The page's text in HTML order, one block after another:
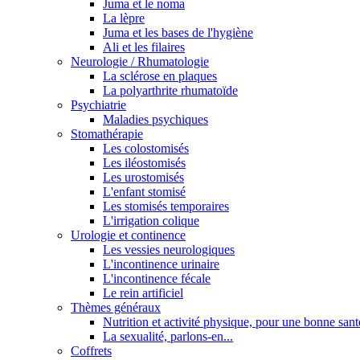
Juma et le noma
La lèpre
Juma et les bases de l'hygiène
Ali et les filaires
Neurologie / Rhumatologie
La sclérose en plaques
La polyarthrite rhumatoïde
Psychiatrie
Maladies psychiques
Stomathérapie
Les colostomisés
Les iléostomisés
Les urostomisés
L'enfant stomisé
Les stomisés temporaires
L'irrigation colique
Urologie et continence
Les vessies neurologiques
L'incontinence urinaire
L'incontinence fécale
Le rein artificiel
Thèmes généraux
Nutrition et activité physique, pour une bonne
La sexualité, parlons-en...
Coffrets